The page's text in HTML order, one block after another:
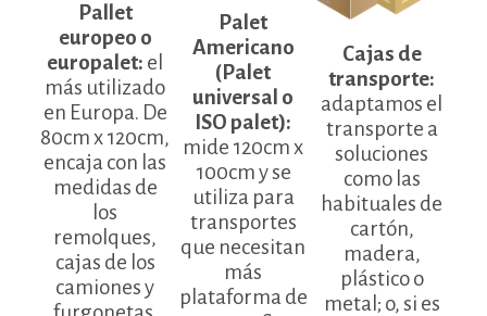
Pallet
europeo o
europalet: el
más utilizado
en Europa. De
80cm x 120cm,
encaja con las
medidas de
los
remolques,
cajas de los
camiones y
Palet
Americano
(Palet
universal o
ISO palet):
mide 120cm x
100cm y se
utiliza para
transportes
que necesitan
más
plataforma de
Cajas de
transporte:
adaptamos el
transporte a
soluciones
como las
habituales de
cartón,
madera,
plástico o
metal; o, si es